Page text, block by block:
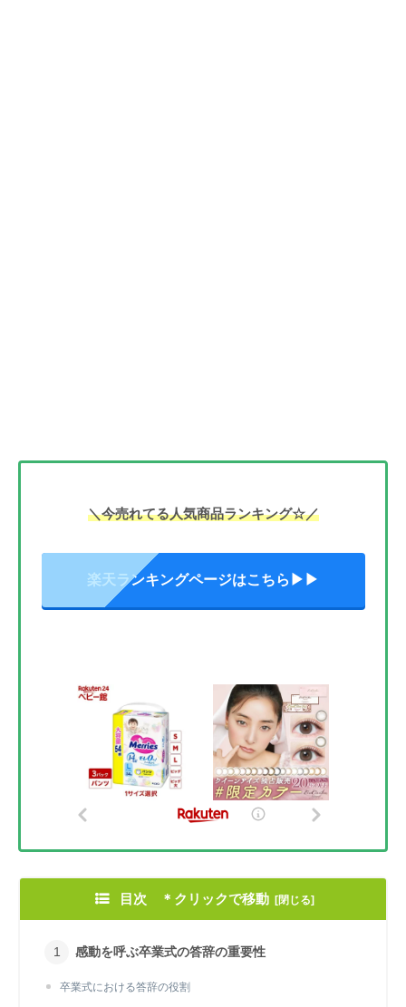
＼今売れてる人気商品ランキング☆／
楽天ランキングページはこちら▶▶
目次 ＊クリックで移動
感動を呼ぶ卒業式の答辞の重要性
卒業式における答辞の役割